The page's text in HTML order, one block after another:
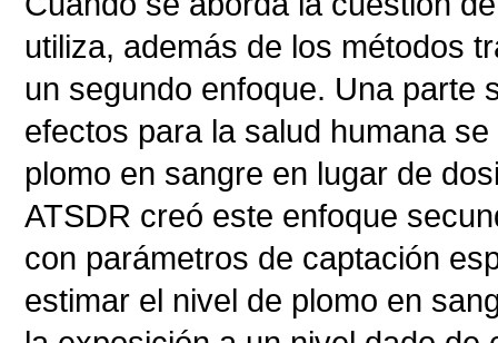
utiliza, además de los métodos
un segundo enfoque. Una parte
efectos para la salud humana
plomo en sangre en lugar de
ATSDR creó este enfoque
con parámetros de captación
estimar el nivel de plomo en